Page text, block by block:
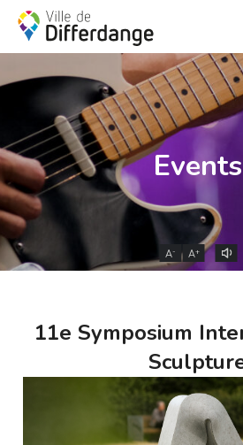
Events
A- A+
11e Symposium